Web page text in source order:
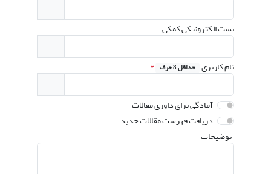
پست الکترونیکی کمکی
نام کاربری حداقل 8 حرف *
آمادگی برای داوری مقالات
دریافت فهرست مقالات جدید
توضیحات